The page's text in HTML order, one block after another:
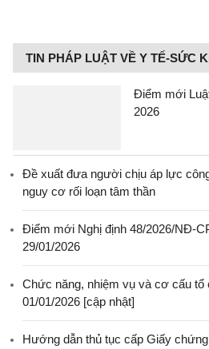
TIN PHÁP LUẬT VỀ Y TẾ-SỨC
Điểm mới
2026
Đề xuất đưa người chịu áp lực
nguy cơ rối loạn tâm thần
Điểm mới Nghị định 48/2026/NĐ-
29/01/2026
Chức năng, nhiệm vụ và cơ cấu
01/01/2026 [cập nhật]
Hướng dẫn thủ tục cấp Giấy